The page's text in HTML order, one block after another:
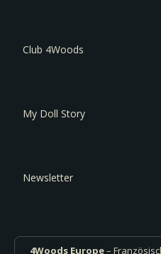
Club 4Woods
My Doll Story
Newsletter
4Woods Europe–